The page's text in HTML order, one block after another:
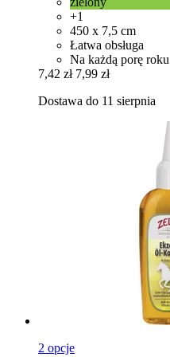
+1
450 x 7,5 cm
Łatwa obsługa
Na każdą porę roku
7,42 zł 7,99 zł
Dostawa do 11 sierpnia
2 opcje